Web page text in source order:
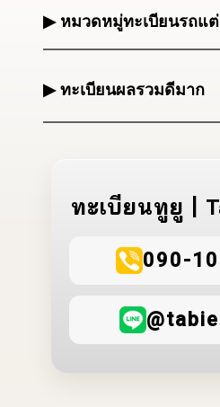
▶ หมวดหมู่ทะเบียนรถแต่
▶ ทะเบียนผลรวมดีมาก
ทะเบียนทูยู |
090-